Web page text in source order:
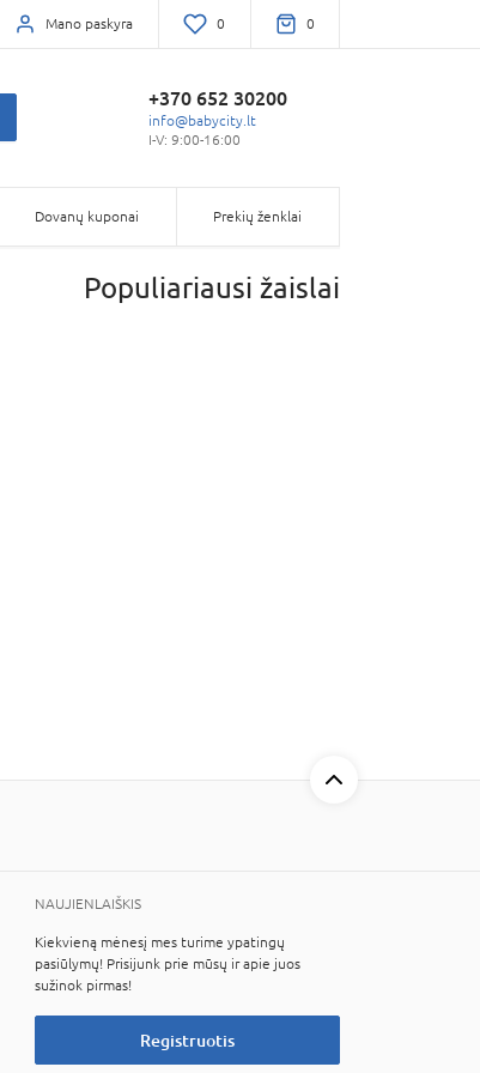
Mano paskyra 0 0
+370 652 30200
info@babycity.lt
I-V: 9:00-16:00
Dovanų kuponai Prekių ženklai
Populiariausi žaislai
NAUJIENLAIŠKIS
Kiekvieną mėnesį mes turime ypatingų
pasiūlymų! Prisijunk prie mūsų ir apie juos
sužinok pirmas!
Registruotis